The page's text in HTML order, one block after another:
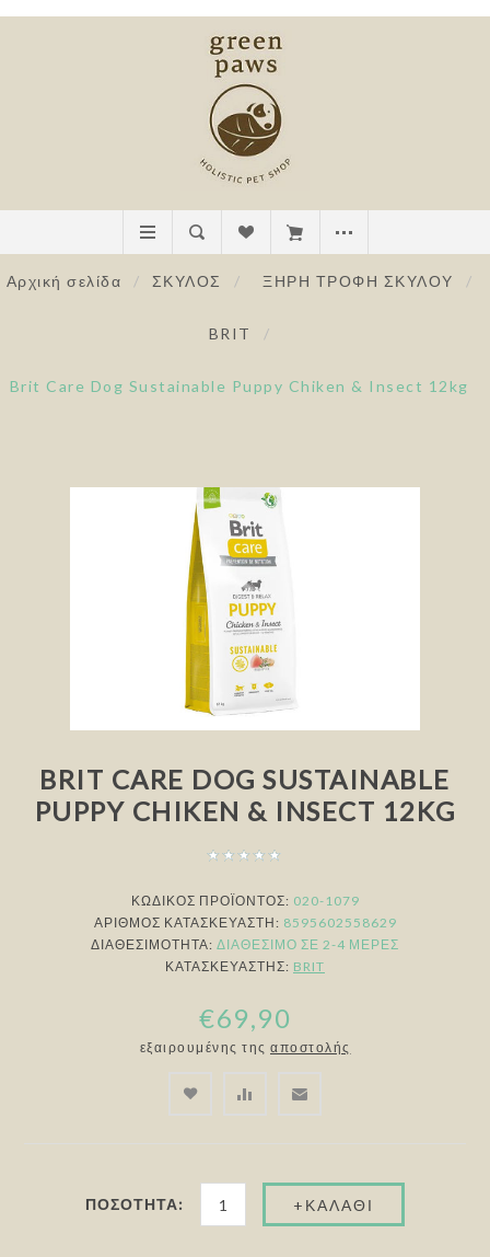
Αρχική σελίδα / ΣΚΥΛΟΣ / ΞΗΡΗ ΤΡΟΦΗ ΣΚΥΛΟΥ /
BRIT /
Brit Care Dog Sustainable Puppy Chiken & Insect 12kg
BRIT CARE DOG SUSTAINABLE
PUPPY CHIKEN & INSECT 12KG
ΚΩΔΙΚΟΣ ΠΡΟΪΟΝΤΟΣ: 020-1079
ΑΡΙΘΜΌΣ ΚΑΤΑΣΚΕΥΑΣΤΉ: 8595602558629
ΔΙΑΘΕΣΙΜΌΤΗΤΑ: ΔΙΑΘΈΣΙΜΟ ΣΕ 2-4 ΜΈΡΕΣ
ΚΑΤΑΣΚΕΥΑΣΤΉΣ: BRIT
€69,90
εξαιρουμένης της αποστολής
ΠΟΣΌΤΗΤΑ: